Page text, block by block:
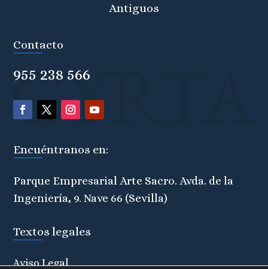
Antiguos
Contacto
955 238 566
Encuéntranos en:
Parque Empresarial Arte Sacro. Avda. de la
Ingeniería, 9. Nave 66 (Sevilla)
Textos legales
Aviso Legal